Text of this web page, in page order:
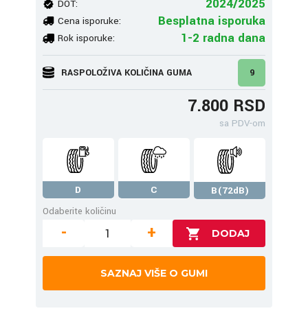
DOT: 2024/2025
Cena isporuke: Besplatna isporuka
Rok isporuke: 1-2 radna dana
RASPOLOŽIVA KOLIČINA GUMA 9
7.800 RSD
sa PDV-om
D C
B(72dB)
Odaberite količinu
- +
SAZNAJ VIŠE O GUMI